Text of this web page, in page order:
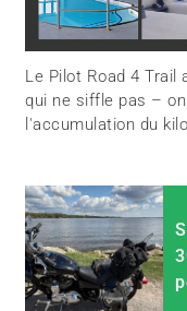
Le Pilot Road 4
qui ne siffle pas –
l'accumulation du